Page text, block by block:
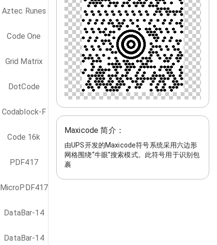
Aztec Runes
Code One
Grid Matrix
DotCode
Codablock-F
Code 16k
PDF417
MicroPDF417
DataBar-14
DataBar-14
Maxicode 简介：
由UPS开发的Maxicode符号系统采用六边形
网格围绕“牛眼”搜索模式。此符号用于识别包
裹